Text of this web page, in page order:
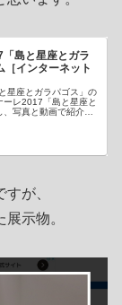
島と星座とガラ
［インターネット
星座とガラパゴス」の
ーレ2017「島と星座と
写真と動画で紹介。
が、
示物。